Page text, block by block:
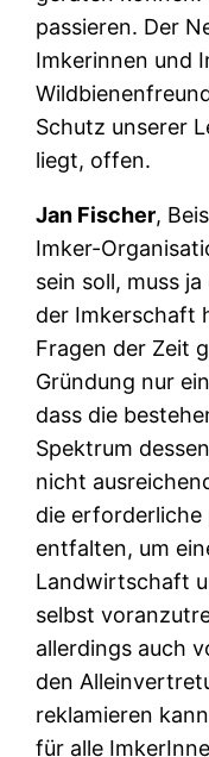
passieren. Der
Imkerinnen und
Schutz unserer
liegt, offen.
Jan Fischer,
Imker-
sein soll, muss
der Imkerschaft
Fragen der Zeit
Gründung nur
dass die
Spektrum
nicht
die erforderliche
entfalten, um
Landwirtschaft
selbst
allerdings auch
den
reklamieren
für alle